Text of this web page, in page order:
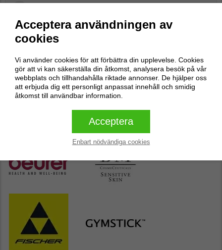
Acceptera användningen av
cookies
Vi använder cookies för att förbättra din upplevelse. Cookies
gör att vi kan säkerställa din åtkomst, analysera besök på vår
webbplats och tillhandahålla riktade annonser. De hjälper oss
att erbjuda dig ett personligt anpassat innehåll och smidig
åtkomst till användbar information.
Acceptera
Enbart nödvändiga cookies
Skriv en recension
Butikens populäraste varumärken